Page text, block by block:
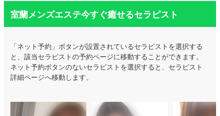
室蘭メンズエステ今すぐ癒せるセラピスト
「ネット予約」ボタンが設置されているセラピストを選択する
と、該当セラピストの予約ページに移動することができます。
ネット予約ボタンのないセラピストを選択すると、セラピスト
詳細ページへ移動します。